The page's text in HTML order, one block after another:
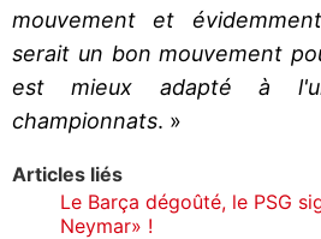
mouvement et
serait un bon mouvement
est mieux adapté à
championnats. »
Articles liés
Le Barça dégoûté, le PSG
Neymar» !